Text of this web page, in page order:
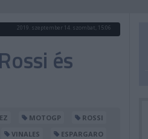
2019. szeptember 14. szombat, 15:06
és
MOTOGP
ROSSI
VINALES
ESPARGARO